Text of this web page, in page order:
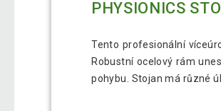
PHYSIONICS
Tento profesionální
Robustní ocelový rám
pohybu. Stojan má různé